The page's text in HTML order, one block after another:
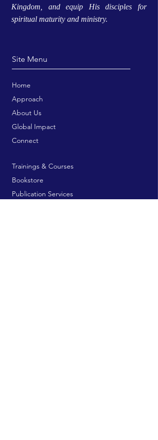
Kingdom, and equip His disciples for
spiritual maturity and ministry.
Site Menu
Home
Approach
About Us
Global Impact
Connect
Trainings & Courses
Bookstore
Publication Services